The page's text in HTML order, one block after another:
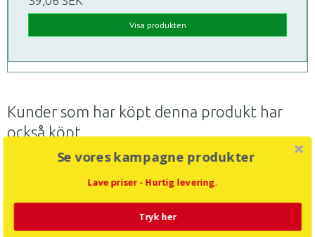
Visa produkten
Kunder som har köpt denna produkt har
också köpt
Se vores kampagne produkter
Lave priser - Hurtig levering.
Tryk her